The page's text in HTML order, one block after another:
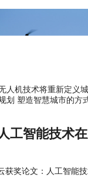
人机技术将重新定义
划 塑造智慧城市的方
工智能技术
获奖论文：人工智能